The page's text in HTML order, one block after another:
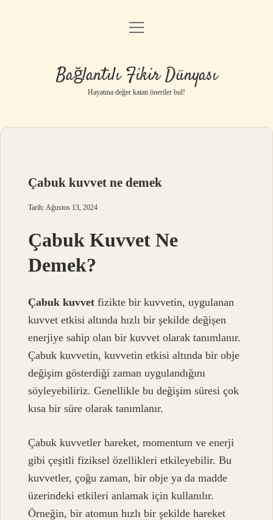
Anasayfa
Yasal Uyarı
menüyü
Bağlantılı Fikir Dünyası
Hayatına değer katan öneriler bul!
Çabuk kuvvet ne demek
Tarih: Ağustos 13, 2024
Çabuk Kuvvet Ne
Demek?
Çabuk kuvvet fizikte bir kuvvetin, uygulanan
kuvvet etkisi altında hızlı bir şekilde değişen
enerjiye sahip olan bir kuvvet olarak tanımlanır.
Çabuk kuvvetin, kuvvetin etkisi altında bir obje
değişim gösterdiği zaman uygulandığını
söyleyebiliriz. Genellikle bu değişim süresi çok
kısa bir süre olarak tanımlanır.
Çabuk kuvvetler hareket, momentum ve enerji
gibi çeşitli fiziksel özellikleri etkileyebilir. Bu
kuvvetler, çoğu zaman, bir obje ya da madde
üzerindeki etkileri anlamak için kullanılır.
Örneğin, bir atomun hızlı bir şekilde hareket